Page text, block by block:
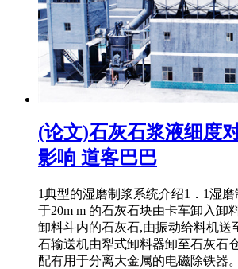
(论文)石灰石浆液细度
影响 道客巴巴
1典型的湿磨制浆系统介绍1．1湿
于20m m 的石灰石块由卡车卸入卸
卸料斗内的石灰石,由振动给料机送
石输送机由犁式卸料器卸至石灰石
配有用于分离大金属的电磁除铁器。